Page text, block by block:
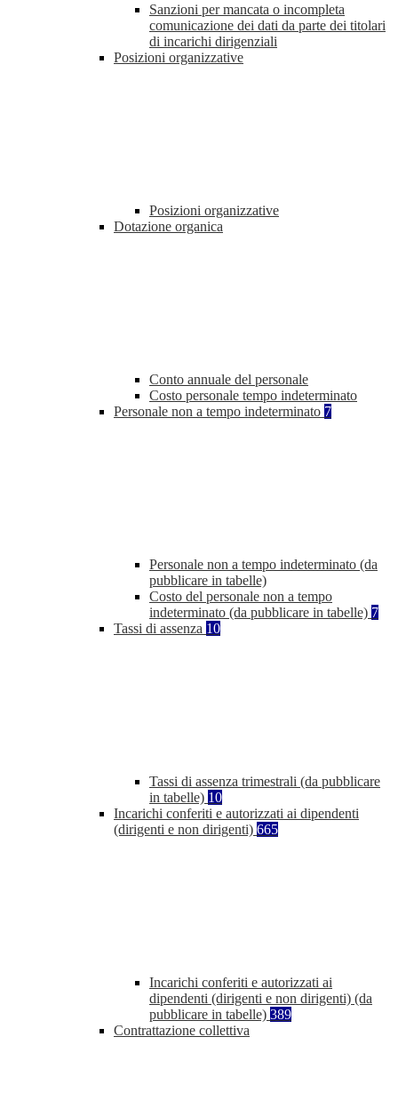
Sanzioni per mancata o incompleta
comunicazione dei dati da parte dei titolari
di incarichi dirigenziali
Posizioni organizzative
Posizioni organizzative
Dotazione organica
Conto annuale del personale
Costo personale tempo indeterminato
Personale non a tempo indeterminato 7
Personale non a tempo indeterminato (da
pubblicare in tabelle)
Costo del personale non a tempo
indeterminato (da pubblicare in tabelle) 7
Tassi di assenza 10
Tassi di assenza trimestrali (da pubblicare
in tabelle) 10
Incarichi conferiti e autorizzati ai dipendenti
(dirigenti e non dirigenti) 665
Incarichi conferiti e autorizzati ai
dipendenti (dirigenti e non dirigenti) (da
pubblicare in tabelle) 389
Contrattazione collettiva